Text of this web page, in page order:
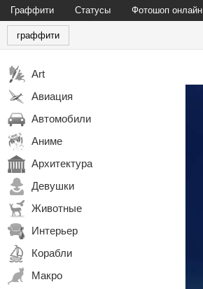
Граффити Статусы Фотошоп онлайн
граффити
Art
Авиация
Автомобили
Аниме
Архитектура
Девушки
Животные
Интерьер
Корабли
Макро